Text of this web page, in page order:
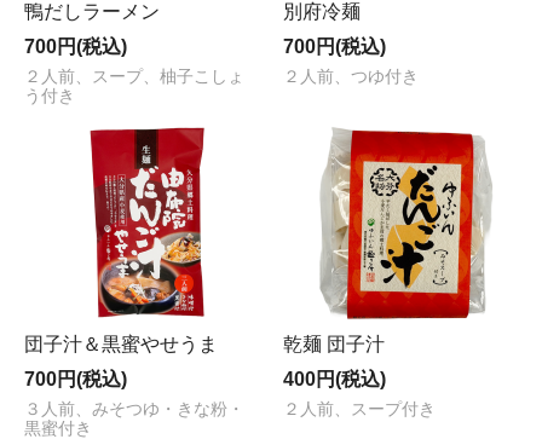
鴨だしラーメン
700円(税込)
２人前、スープ、柚子こしょ
う付き
別府冷麺
700円(税込)
２人前、つゆ付き
団子汁＆黒蜜やせうま
700円(税込)
３人前、みそつゆ・きな粉・
黒蜜付き
乾麺 団子汁
400円(税込)
２人前、スープ付き